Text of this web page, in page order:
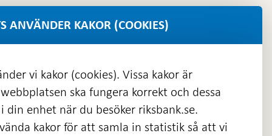
ANVÄNDER KAKOR (COOKIES)
vi kakor (cookies). Vissa kakor är
ska fungera korrekt och dessa
din enhet när du besöker riksbank.se.
kakor för att samla in statistik så att vi